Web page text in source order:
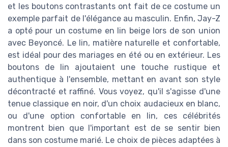
et les boutons contrastants ont fait de ce costume un
exemple parfait de l'élégance au masculin. Enfin, Jay-Z
a opté pour un costume en lin beige lors de son union
avec Beyoncé. Le lin, matière naturelle et confortable,
est idéal pour des mariages en été ou en extérieur. Les
boutons de lin ajoutaient une touche rustique et
authentique à l'ensemble, mettant en avant son style
décontracté et raffiné. Vous voyez, qu'il s'agisse d'une
tenue classique en noir, d'un choix audacieux en blanc,
ou d'une option confortable en lin, ces célébrités
montrent bien que l'important est de se sentir bien
dans son costume marié. Le choix de pièces adaptées à